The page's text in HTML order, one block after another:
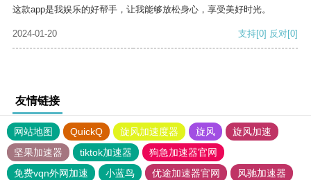
这款app是我娱乐的好帮手，让我能够放松身心，享受美好时光。
2024-01-20 支持[0] 反对[0]
友情链接
网站地图 QuickQ 旋风加速度器 旋风
旋风加速
坚果加速器
tiktok加速器
狗急加速器官网
免费vqn外网加速
小蓝鸟 优途加速器官网 风驰加速器